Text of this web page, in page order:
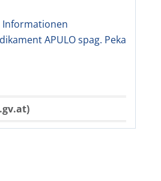
Informationen
APULO spag. Peka